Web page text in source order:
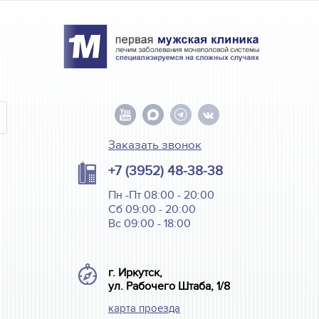
Заказать звонок
+7 (3952) 48-38-38
Пн -Пт 08:00 - 20:00
Сб 09:00 - 20:00
Вс 09:00 - 18:00
г. Иркутск,
ул. Рабочего Штаба, 1/8
карта проезда